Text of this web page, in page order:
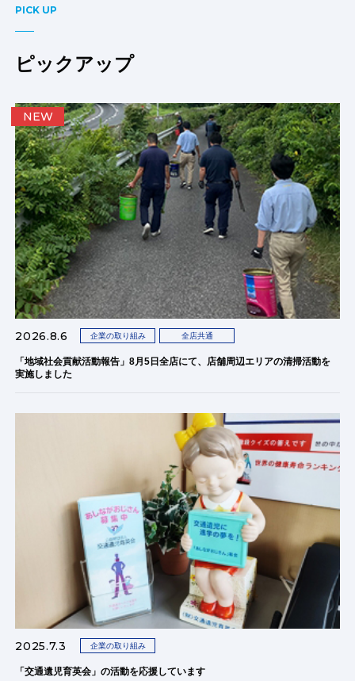
PICK UP
ピックアップ
2026.8.6 企業の取り組み 全店共通
「地域社会貢献活動報告」8月5日全店にて、店舗周辺エリアの清掃活動を
実施しました
NEW
2025.7.3 企業の取り組み
「交通遺児育英会」の活動を応援しています